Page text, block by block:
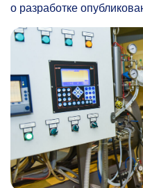
о разработке